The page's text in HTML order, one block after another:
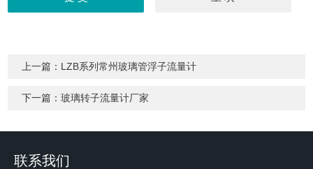
上一篇： LZB系列常州玻璃管浮子流量计
下一篇：玻璃转子流量计厂家
联系我们